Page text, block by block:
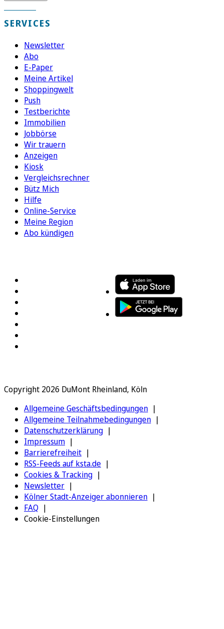
SERVICES
Newsletter
Abo
E-Paper
Meine Artikel
Shoppingwelt
Push
Testberichte
Immobilien
Jobbörse
Wir trauern
Anzeigen
Kiosk
Vergleichsrechner
Bütz Mich
Hilfe
Online-Service
Meine Region
Abo kündigen
Copyright 2026 DuMont Rheinland, Köln
Allgemeine Geschäftsbedingungen
Allgemeine Teilnahmebedingungen
Datenschutzerklärung
Impressum
Barrierefreiheit
RSS-Feeds auf ksta.de
Cookies & Tracking
Newsletter
Kölner Stadt-Anzeiger abonnieren
FAQ
Cookie-Einstellungen